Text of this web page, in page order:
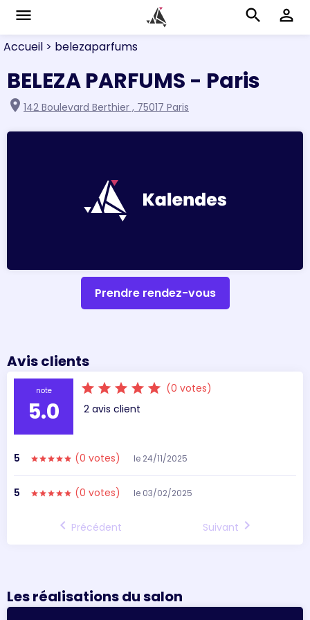
menu search perm_identity
Accueil > belezaparfums
BELEZA PARFUMS - Paris
location_on 142 Boulevard Berthier , 75017 Paris
Prendre rendez-vous
Avis clients
note
5.0
star star star star star (0 votes)
2 avis client
5 starstarstarstarstar (0 votes) le 24/11/2025
5 starstarstarstarstar (0 votes) le 03/02/2025
chevron_left Précédent Suivant chevron_right
Les réalisations du salon